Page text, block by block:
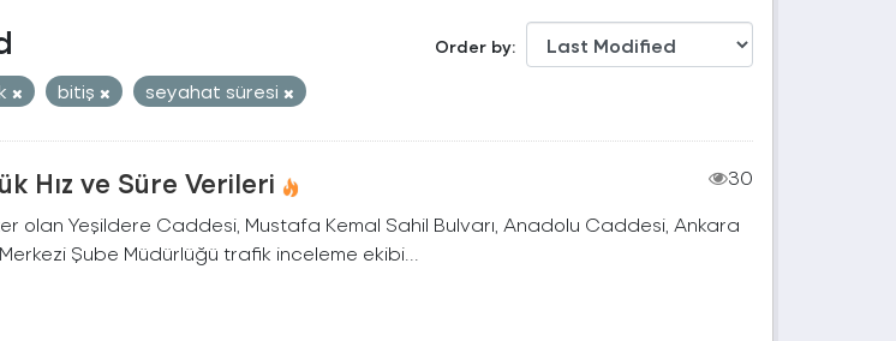
Order by
bitiş seyahat süresi
Hız ve Süre Verileri
30
olan Yeşildere Caddesi, Mustafa Kemal Sahil Bulvarı, Anadolu Caddesi, Ankara
Şube Müdürlüğü trafik inceleme ekibi...